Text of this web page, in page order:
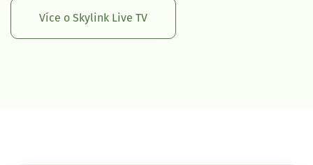
Více o Skylink Live TV